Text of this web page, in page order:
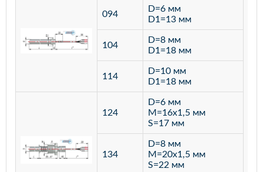
094
D=6 мм
D1=13 мм
104
D=8 мм
D1=18 мм
114
D=10 мм
D1=18 мм
124
D=6 мм
M=16х1,5 мм
S=17 мм
134
D=8 мм
M=20х1,5 мм
S=22 мм